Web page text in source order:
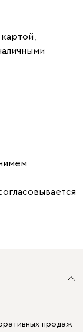
продаж